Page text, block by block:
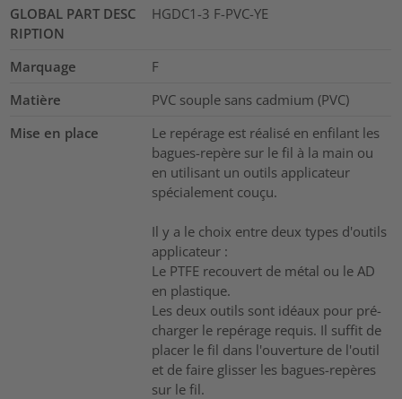
GLOBAL PART DESC
RIPTION
HGDC1-3 F-PVC-YE
Marquage
F
Matière
PVC souple sans cadmium (PVC)
Mise en place
Le repérage est réalisé en enfilant les
bagues-repère sur le fil à la main ou
en utilisant un outils applicateur
spécialement couçu.
Il y a le choix entre deux types d'outils
applicateur :
Le PTFE recouvert de métal ou le AD
en plastique.
Les deux outils sont idéaux pour pré-
charger le repérage requis. Il suffit de
placer le fil dans l'ouverture de l'outil
et de faire glisser les bagues-repères
sur le fil.